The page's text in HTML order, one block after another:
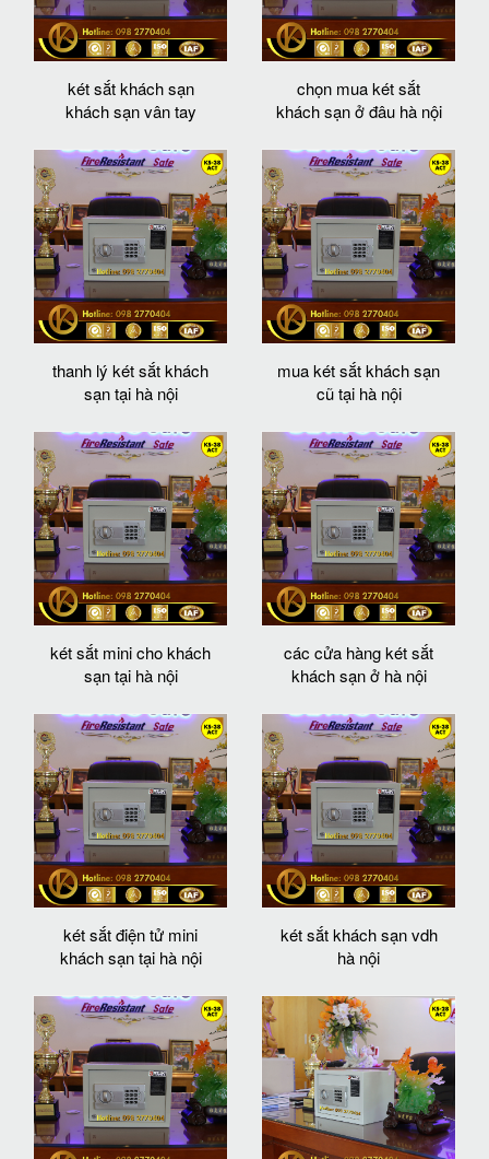
két sắt khách sạn
khách sạn vân tay
chọn mua két sắt
khách sạn ở đâu hà nội
thanh lý két sắt khách
sạn tại hà nội
mua két sắt khách sạn
cũ tại hà nội
két sắt mini cho khách
sạn tại hà nội
các cửa hàng két sắt
khách sạn ở hà nội
két sắt điện tử mini
khách sạn tại hà nội
két sắt khách sạn vdh
hà nội